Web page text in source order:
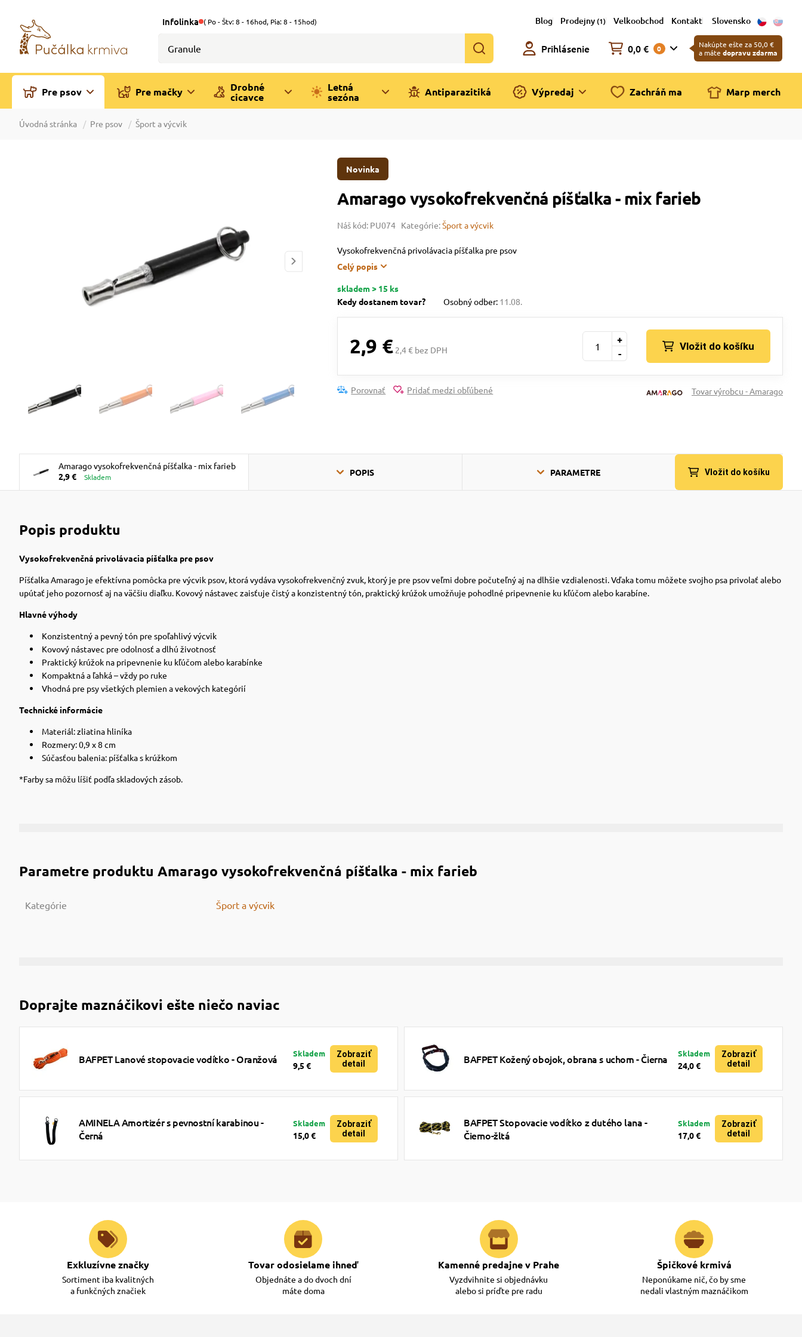
Infolinka ( Po - Štv: 8 - 16hod, Pia: 8 - 15hod) Blog Prodejny (1) Velkoobchod Kontakt Slovensko
Prihlásenie 0,0 € 0
Nakúpte ešte za 50,0 €
a máte dopravu zdarma
Pre psov Pre mačky
Drobné
cicavce
Letná
sezóna
Antiparazitiká Výpredaj Zachráň ma Marp merch
Úvodná stránka Pre psov Šport a výcvik
Novinka
Amarago vysokofrekvenčná píšťalka - mix farieb
Náš kód: PU074 Kategórie:Šport a výcvik
Vysokofrekvenčná privolávacia píšťalka pre psov
Celý popis
skladem > 15 ks
Kedy dostanem tovar?
Osobný odber: 11.08.
2,9 € 2,4 € bez DPH -
+
Vložit do košíku
Porovnať Pridať medzi obľúbené Tovar výrobcu - Amarago
Amarago vysokofrekvenčná píšťalka - mix farieb
2,9 €
Skladem POPIS PARAMETRE Vložit do košíku
Popis produktu
Vysokofrekvenčná privolávacia píšťalka pre psov
Píšťalka Amarago je efektívna pomôcka pre výcvik psov, ktorá vydáva vysokofrekvenčný zvuk, ktorý je pre psov veľmi dobre počuteľný aj na dlhšie vzdialenosti. Vďaka tomu môžete svojho psa privolať alebo
upútať jeho pozornosť aj na väčšiu diaľku. Kovový nástavec zaisťuje čistý a konzistentný tón, praktický krúžok umožňuje pohodlné pripevnenie ku kľúčom alebo karabíne.
Hlavné výhody
Konzistentný a pevný tón pre spoľahlivý výcvik
Kovový nástavec pre odolnosť a dlhú životnosť
Praktický krúžok na pripevnenie ku kľúčom alebo karabínke
Kompaktná a ľahká – vždy po ruke
Vhodná pre psy všetkých plemien a vekových kategórií
Technické informácie
Materiál: zliatina hliníka
Rozmery: 0,9 x 8 cm
Súčasťou balenia: píšťalka s krúžkom
*Farby sa môžu líšiť podľa skladových zásob.
Parametre produktu Amarago vysokofrekvenčná píšťalka - mix farieb
Kategórie Šport a výcvik
Doprajte maznáčikovi ešte niečo naviac
BAFPET Lanové stopovacie vodítko - Oranžová Skladem
9,5 €
Zobraziť
detail
BAFPET Kožený obojok, obrana s uchom - Čierna Skladem
24,0 €
Zobraziť
detail
AMINELA Amortizér s pevnostní karabinou -
Černá
Skladem
15,0 €
Zobraziť
detail
BAFPET Stopovacie vodítko z dutého lana -
Čierno-žltá
Skladem
17,0 €
Zobraziť
detail
Exkluzívne značky
Sortiment iba kvalitných
a funkčných značiek
Tovar odosielame ihneď
Objednáte a do dvoch dní
máte doma
Kamenné predajne v Prahe
Vyzdvihnite si objednávku
alebo si príďte pre radu
Špičkové krmivá
Neponúkame nič, čo by sme
nedali vlastným maznáčikom